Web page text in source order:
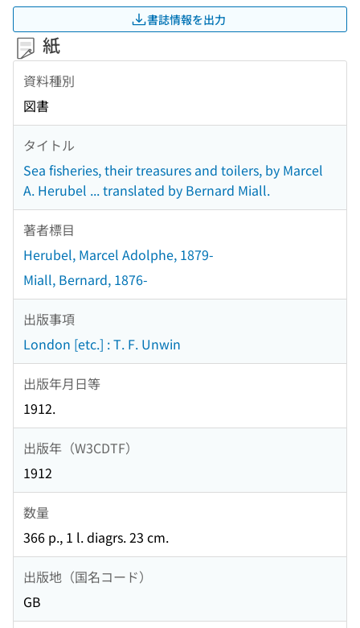
書誌情報を出力
紙
資料種別
図書
タイトル
Sea fisheries, their treasures and toilers, by Marcel
A. Herubel ... translated by Bernard Miall.
著者標目
Herubel, Marcel Adolphe, 1879-
Miall, Bernard, 1876-
出版事項
London [etc.] : T. F. Unwin
出版年月日等
1912.
出版年（W3CDTF）
1912
数量
366 p., 1 l. diagrs. 23 cm.
出版地（国名コード）
GB